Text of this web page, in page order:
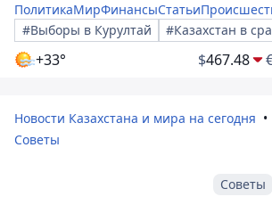
ПолитикаМирФинансыСтатьи
#Выборы в Курултай
#Казахстан в
+33° $467.48
Новости Казахстана и мира на сегодня
Советы
Советы